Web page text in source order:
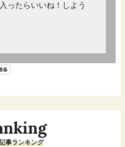
ったらいいね！しよう
事ランキング